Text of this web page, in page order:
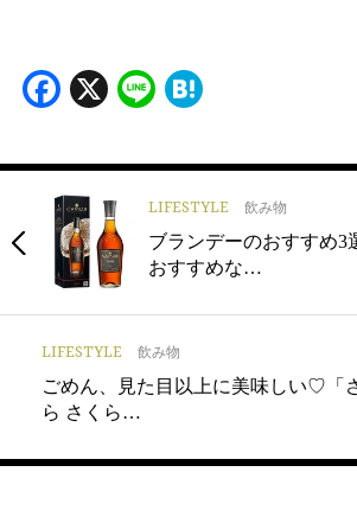
Facebook
X Line
LIFESTYLE 飲み物
ブランデーのおすすめ3
おすすめな…
LIFESTYLE 飲み物
ごめん、見た目以上に美味しい♡「
ら さくら…